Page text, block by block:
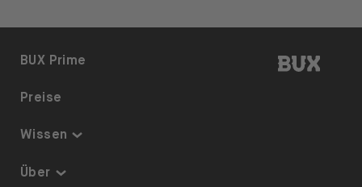
BUX |
BUX Prime
Preise
Wissen
Thematisch investieren
Über